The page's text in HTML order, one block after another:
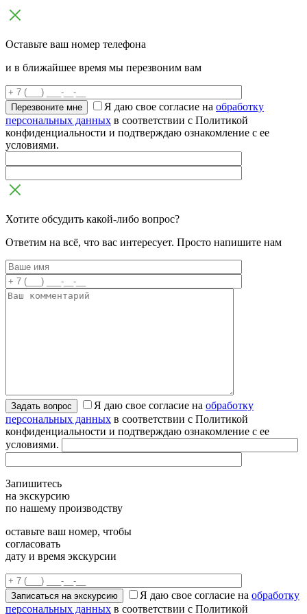
Оставьте ваш номер телефона
и в ближайшее время мы перезвоним вам
Я даю свое согласие на обработку
персональных данных в соответствии с Политикой
конфиденциальности и подтверждаю ознакомление с ее
условиями.
Хотите обсудить какой-либо вопрос?
Ответим на всё, что вас интересует. Просто напишите нам
Я даю свое согласие на обработку
персональных данных в соответствии с Политикой
конфиденциальности и подтверждаю ознакомление с ее
условиями.
Запишитесь
на экскурсию
по нашему производству
оставьте ваш номер, чтобы
согласовать
дату и время экскурсии
Я даю свое согласие на обработку
персональных данных в соответствии с Политикой